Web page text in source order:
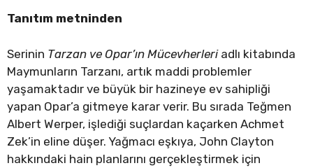
Tanıtım metninden
Serinin Tarzan ve Opar’ın Mücevherleriadlı kitabında
Maymunların Tarzanı, artık maddi problemler
yaşamaktadır ve büyük bir hazineye ev sahipliği
yapan Opar’a gitmeye karar verir. Bu sırada Teğmen
Albert Werper, işlediği suçlardan kaçarken Achmet
Zek’in eline düşer. Yağmacı eşkıya, John Clayton
hakkındaki hain planlarını gerçekleştirmek için